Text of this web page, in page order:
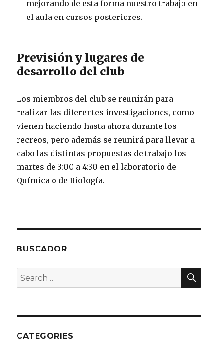
mejorando de esta forma nuestro trabajo en
el aula en cursos posteriores.
Previsión y lugares de
desarrollo del club
Los miembros del club se reunirán para
realizar las diferentes investigaciones, como
vienen haciendo hasta ahora durante los
recreos, pero además se reunirá para llevar a
cabo las distintas propuestas de trabajo los
martes de 3:00 a 4:30 en el laboratorio de
Química o de Biología.
BUSCADOR
Search
for:
CATEGORIES